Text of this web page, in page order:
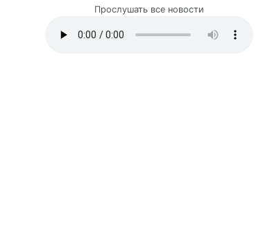
Прослушать все новости